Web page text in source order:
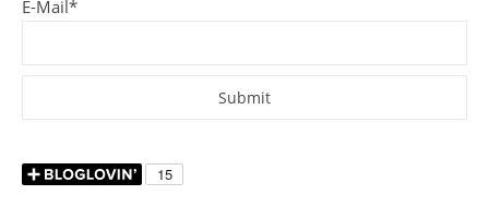
E-Mail*